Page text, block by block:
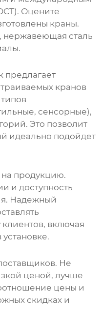
Оцените
краны.
нержавеющая сталь
предлагает
кранов
сенсорные),
Это позволит
идеально подойдет
продукцию.
и доступность
Надежный
включая
Не
ценой, лучше
цены и
скидках и